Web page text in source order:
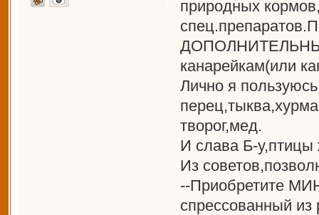
природных
канарейкам(или
Лично я
творог,мед.
И слава Б-
Из
--Приобретите
спрессованный